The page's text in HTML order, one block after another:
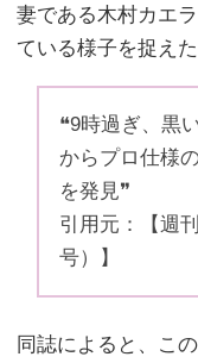
妻である木村カエ
ている様子を捉えた
❝9時過ぎ、黒
からプロ仕様
を発見❞
引用元：【週
号）】
同誌によると、こ